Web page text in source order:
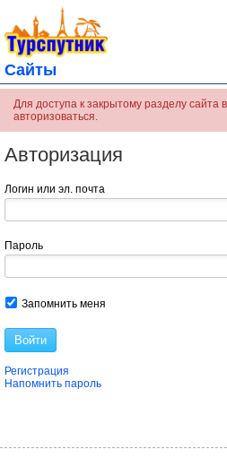
Сайты
Для доступа к закрытому разделу сайта
авторизоваться.
Авторизация
Логин или эл. почта
Пароль
Запомнить меня
Войти
Регистрация
Напомнить пароль